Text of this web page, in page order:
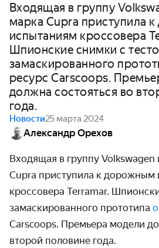
Входящая в группу
марка Cupra приступила
испытаниям кроссовера
Шпионские снимки с
замаскированного
ресурс Carscoops.
должна состояться во
года.
Новости25 марта 2024
Александр Орехов
Входящая в группу Volkswagen
Cupra приступила к дорожным
кроссовера Terramar.
замаскированного прототипа
Carscoops. Премьера модели
второй половине года.